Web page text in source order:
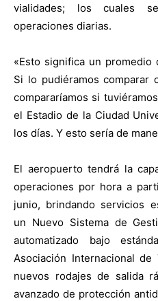
vialidades; los cuales
operaciones diarias.
«Esto significa un
Si lo pudiéramos comparar
compararíamos si
el Estadio de la Ciudad
los días. Y esto sería de
El aeropuerto tendrá la
operaciones por hora a
junio, brindando servicios
un Nuevo Sistema de
automatizado bajo
Asociación Internacional
nuevos rodajes de salida
avanzado de protección